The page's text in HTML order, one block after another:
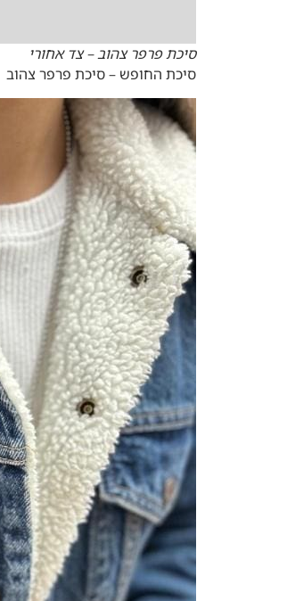
סיכת פרפר צהוב – צד אחורי
סיכת החופש – סיכת פרפר צהוב